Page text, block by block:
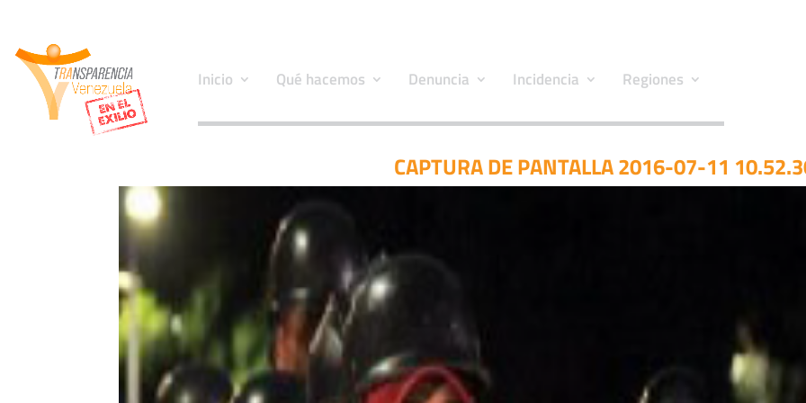
Inicio Qué hacemos Denuncia Incidencia Regiones
CAPTURA DE PANTALLA 2016-07-11